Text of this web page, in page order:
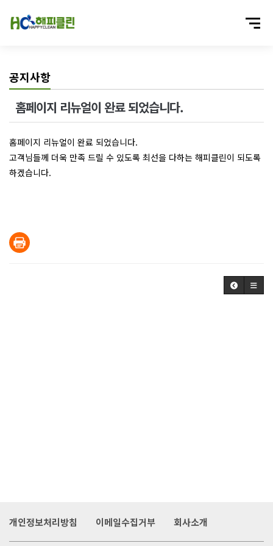
공지사항
홈페이지 리뉴얼이 완료 되었습니다.
홈페이지 리뉴얼이 완료 되었습니다.
고객님들께 더욱 만족 드릴 수 있도록 최선을 다하는 해피클린이 되도록
하겠습니다.
개인정보처리방침 이메일수집거부 회사소개